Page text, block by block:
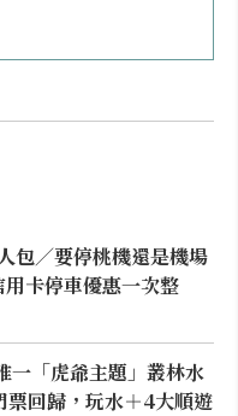
包／要停桃機還是機場
卡停車優惠一次整
一「虎爺主題」叢林水
回歸，玩水＋4大順遊